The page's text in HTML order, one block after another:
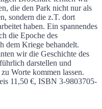
die den Park nicht nur als
sondern die z.T. dort
haben. Ein spannendes
die Epoche des
dem Kriege behandelt.
wir die Geschichte des
darstellen und
Worte kommen lassen.
11,50 €, ISBN 3-9803705-